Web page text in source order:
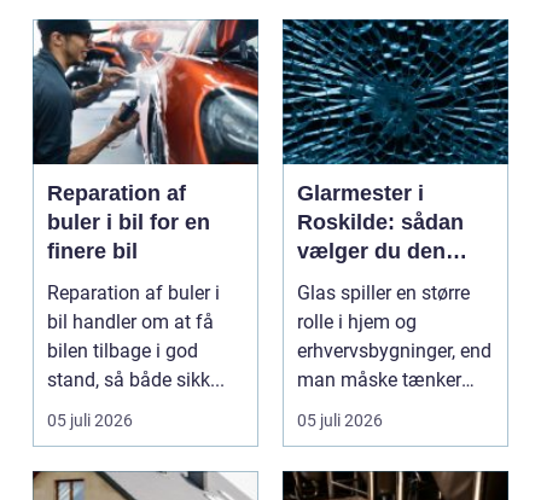
Reparation af
buler i bil for en
finere bil
Reparation af buler i
bil handler om at få
bilen tilbage i god
stand, så både sikk...
05 juli 2026
Glarmester i
Roskilde: sådan
vælger du den
rette fagmand til
dine glasopgaver
Glas spiller en større
rolle i hjem og
erhvervsbygninger, end
man måske tænker
ov...
05 juli 2026